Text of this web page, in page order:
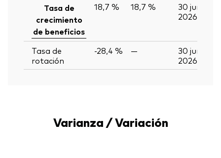
Tasa de
crecimiento
de beneficios
18,7 % 18,7 %
30 jun
2026
Tasa de
rotación
-28,4 % —
30 jun
2026
Varianza / Variación